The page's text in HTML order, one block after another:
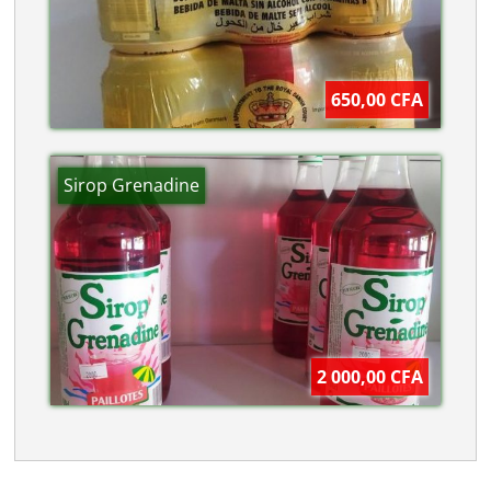
650,00 CFA
Sirop Grenadine
2 000,00 CFA